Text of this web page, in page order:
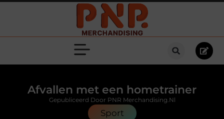
Afvallen met een hometrainer
Sport
Gepubliceerd Door PNR Merchandising.nl